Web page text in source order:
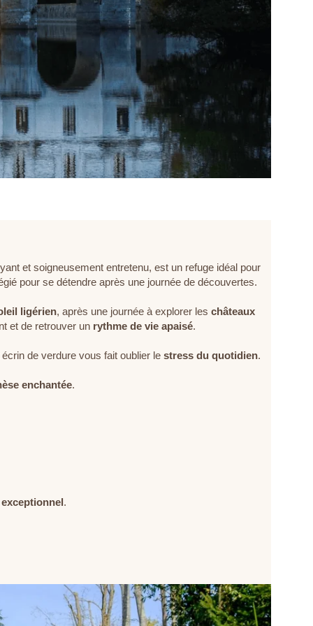
et soigneusement entretenu, est un refuge idéal pour
pour se détendre après une journée de découvertes.
ligérien, après une journée à explorer les châteaux
et de retrouver un rythme de vie apaisé.
de verdure vous fait oublier le stress du quotidien.
enchantée.
.
ENVOYER LA DEMANDE
Les informations recueillies sur ce formulaire, vous concernant font l'objet d'un
traitement destiné exclusivement au traitement de votre demande. la durée de
conservation des données est de 3ans. Vous bénéficiez d'un droit d'accès, de
rectification, de portabilité, d'effacement de celles-ci ou une limitation du traitement.
Vous pouvez vous opposer au traitement des données vous concernant et disposez
du droit de retirer votre consentement à tout moment en nous contactant
directement. Vous avez la possibilité d'introduire une réclamation auprès d'une
du droit de retirer votre consentement à tout moment en nous contactant
directement. Vous avez la possibilité d'introduire une réclamation auprès d'une
autorité de contrôle si vous estimez que ce traitement de données à caractère
personnel ne répond pas aux exigences légales en vigueur.